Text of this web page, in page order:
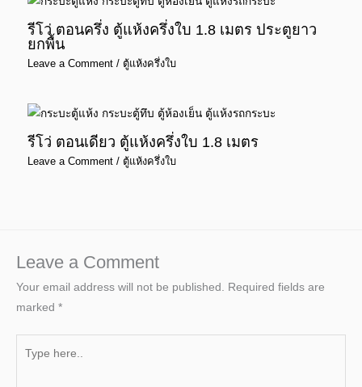
รีโว่ ตอนครึ่ง ตู้แห้งครึ่งใบ 1.8 เมตร ประตูยาว
ยกพื้น
Leave a Comment / ตู้แห้งครึ่งใบ
รีโว่ ตอนเดียว ตู้แห้งครึ่งใบ 1.8 เมตร
Leave a Comment / ตู้แห้งครึ่งใบ
Leave a Comment
Your email address will not be published. Required fields are
marked *
here..